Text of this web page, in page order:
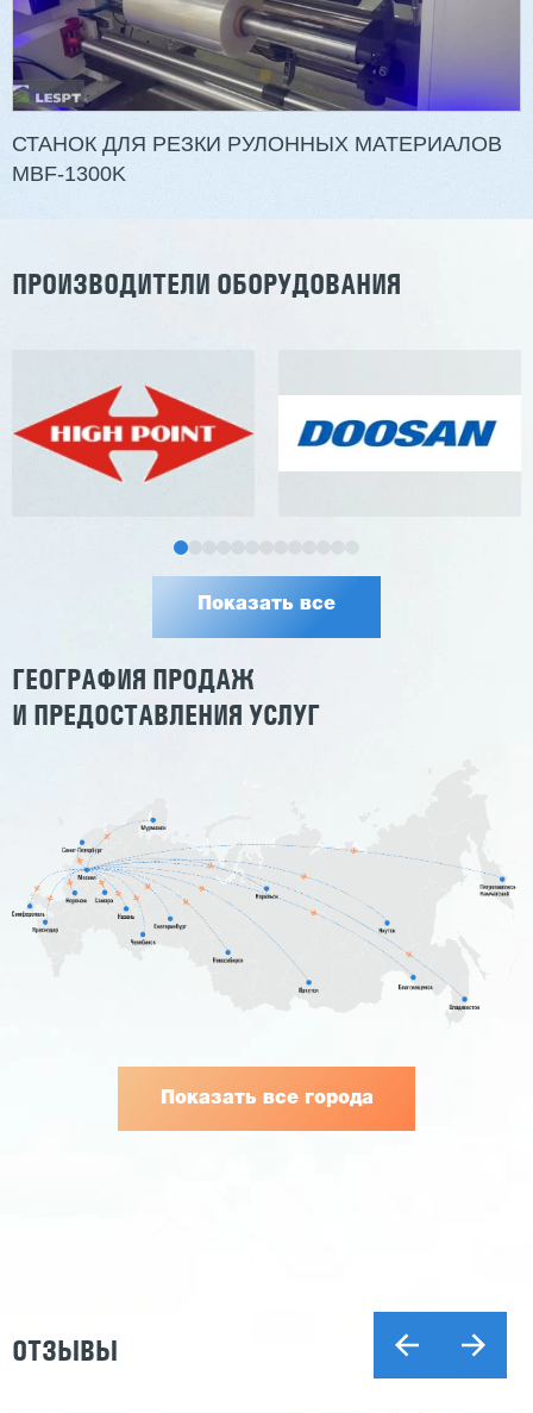
Артикул: 2497
Длина заготовки: 400-1500 мм
Макс. ширина заготовки: 580 мм
Станок проходного типа
Узлы: 4 пилы, 2 фрезы
СТАНОК ДЛЯ РЕЗКИ РУЛОННЫХ МАТЕРИАЛОВ
MBF-1300K
ПРОИЗВОДИТЕЛИ ОБОРУДОВАНИЯ
Показать все
ГЕОГРАФИЯ ПРОДАЖ
И ПРЕДОСТАВЛЕНИЯ УСЛУГ
Показать все города
ОТЗЫВЫ